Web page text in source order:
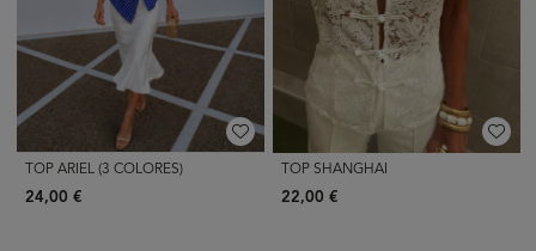
TOP ARIEL (3 COLORES)
24,00 €
TOP SHANGHAI
22,00 €